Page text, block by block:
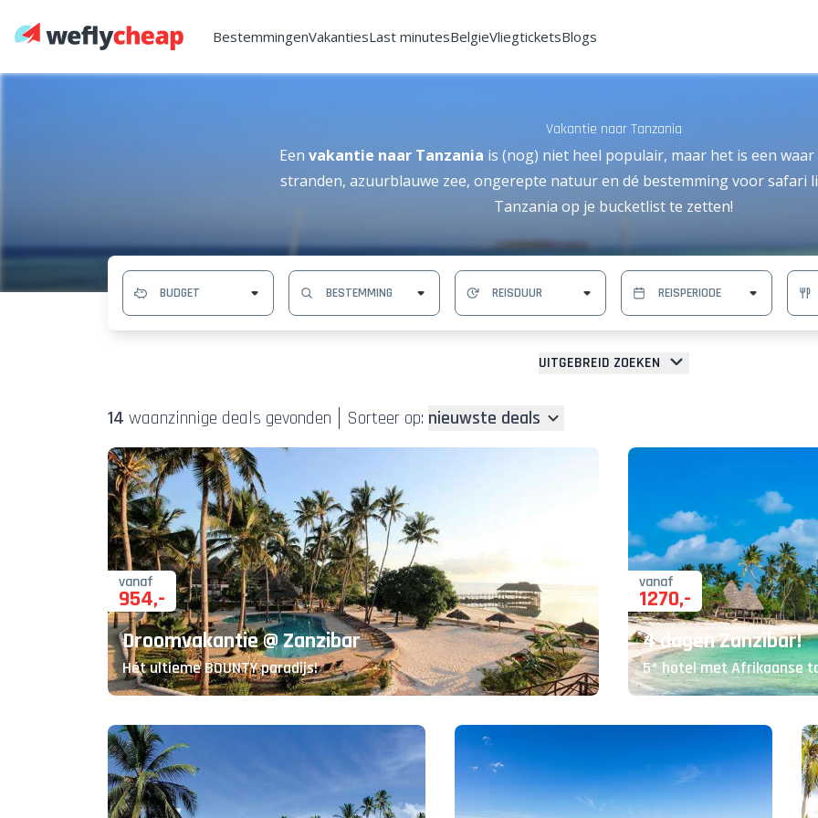
BestemmingenVakantiesLast minutesBelgieVliegticketsBlogs
Vakantie naar Tanzania
Een vakantie naar Tanzania is (nog) niet heel populair, maar het is een
stranden, azuurblauwe zee, ongerepte natuur en dé bestemming voor safari
Tanzania op je bucketlist te zetten!
UITGEBREID ZOEKEN
14 waanzinnige deals gevonden Sorteer op: nieuwste deals
vanaf
954,-
Droomvakantie @ Zanzibar
Hét ultieme BOUNTY paradijs!
vanaf
1270,-
4 dagen Zanzibar!
5* hotel met Afrikaanse